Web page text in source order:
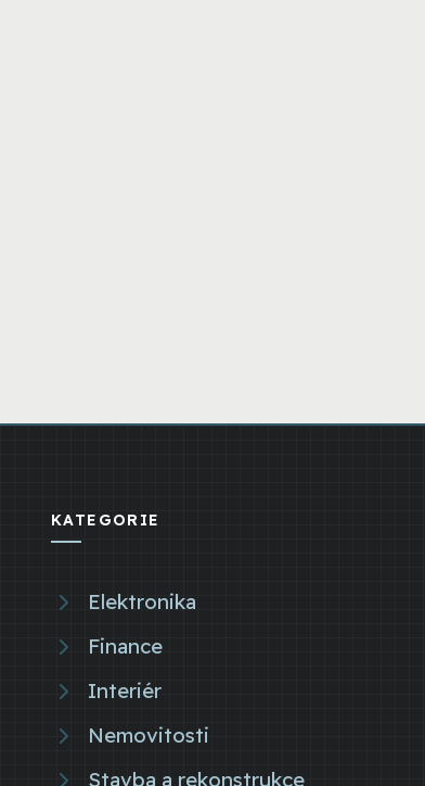
KATEGORIE
Elektronika
Finance
Interiér
Nemovitosti
Stavba a rekonstrukce